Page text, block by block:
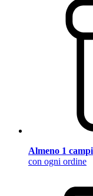
Almeno 1
con ogni ordine